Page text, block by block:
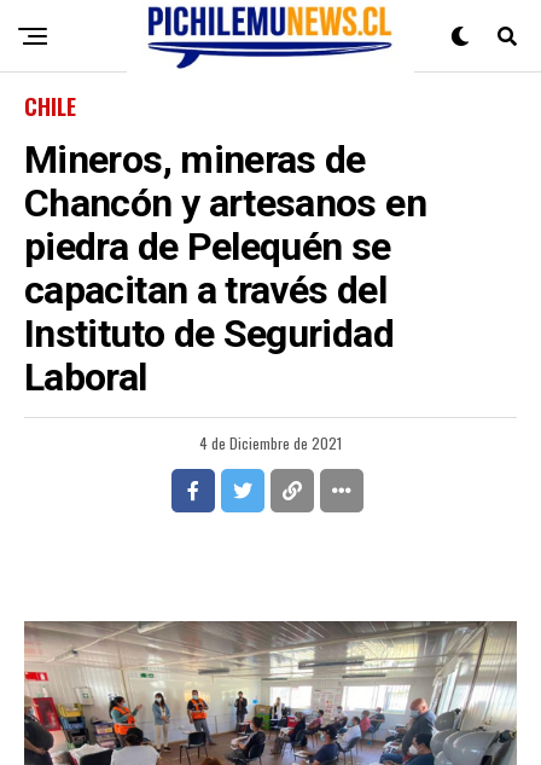
CHILE
Mineros, mineras de
Chancón y artesanos en
piedra de Pelequén se
capacitan a través del
Instituto de Seguridad
Laboral
4 de Diciembre de 2021